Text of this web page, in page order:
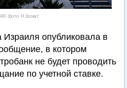
Фото: Н.Шохат
опубликовала в
в котором
не будет проводить
по учетной ставке.